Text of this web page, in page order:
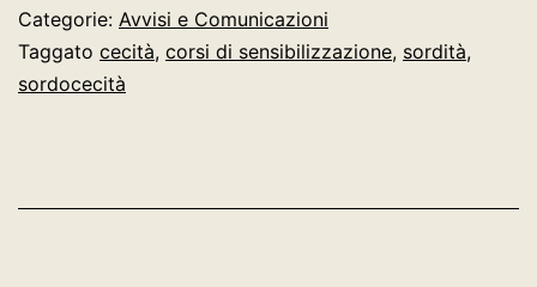
Categorie: Avvisi e Comunicazioni
Taggato cecità, corsi di sensibilizzazione, sordità,
sordocecità